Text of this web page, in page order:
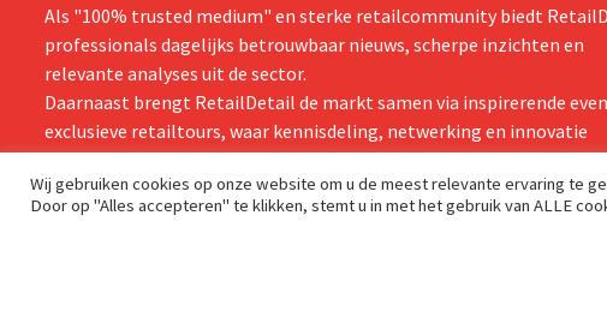
Als "100% trusted medium" en sterke retailcommunity biedt
professionals dagelijks betrouwbaar nieuws, scherpe inzichten en
relevante analyses uit de sector.
Daarnaast brengt RetailDetail de markt samen via inspirerende
exclusieve retailtours, waar kennisdeling, netwerking en innovatie
centraal staan.
Wij gebruiken cookies op onze website om u de meest relevante ervaring te
Door op "Alles accepteren" te klikken, stemt u in met het gebruik van ALLE